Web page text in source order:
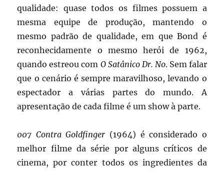
qualidade: quase todos os filmes possuem a
mesma equipe de produção, mantendo o
mesmo padrão de qualidade, em que Bond é
reconhecidamente o mesmo herói de 1962,
quando estreou com O Satânico Dr. No. Sem falar
que o cenário é sempre maravilhoso, levando o
espectador a várias partes do mundo. A
apresentação de cada filme é um show à parte.
007 Contra Goldfinger (1964) é considerado o
melhor filme da série por alguns críticos de
cinema, por conter todos os ingredientes da